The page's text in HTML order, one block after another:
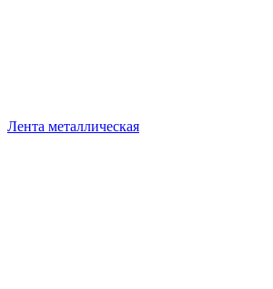
Лента металлическая